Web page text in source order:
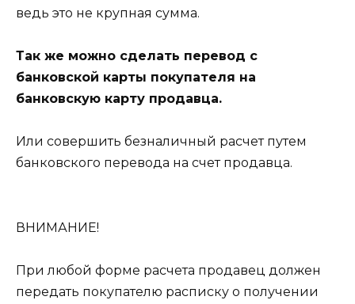
ведь это не крупная сумма.
Так же можно сделать перевод с
банковской карты покупателя на
банковскую карту продавца.
Или совершить безналичный расчет путем
банковского перевода на счет продавца.
ВНИМАНИЕ!
При любой форме расчета продавец должен
передать покупателю расписку о получении